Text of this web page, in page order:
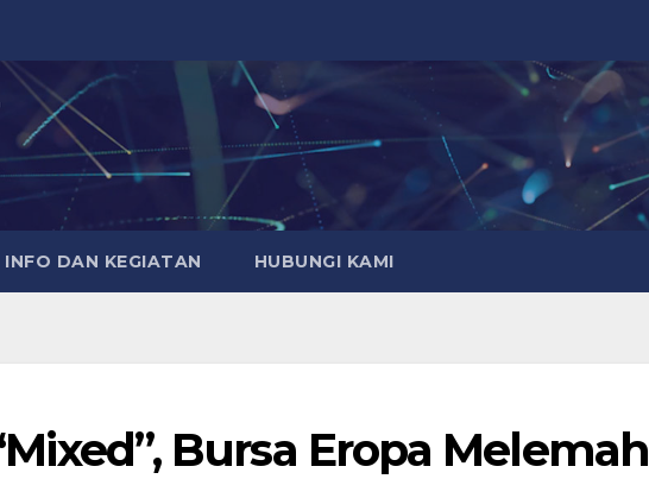
INFO DAN KEGIATAN HUBUNGI KAMI
Bursa Eropa Melemah